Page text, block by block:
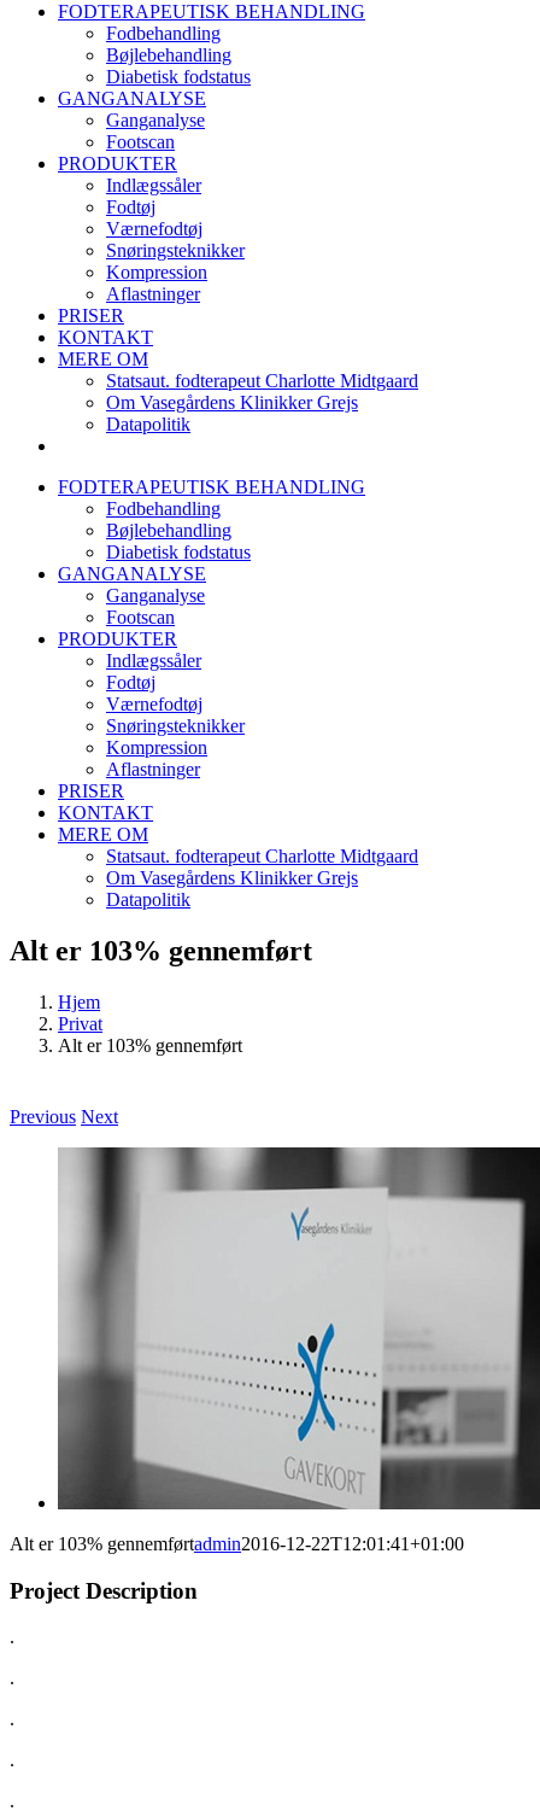
FODTERAPEUTISK BEHANDLING
Fodbehandling
Bøjlebehandling
Diabetisk fodstatus
GANGANALYSE
Ganganalyse
Footscan
PRODUKTER
Indlægssåler
Fodtøj
Værnefodtøj
Snøringsteknikker
Kompression
Aflastninger
PRISER
KONTAKT
MERE OM
Statsaut. fodterapeut Charlotte Midtgaard
Om Vasegårdens Klinikker Grejs
Datapolitik
FODTERAPEUTISK BEHANDLING
Fodbehandling
Bøjlebehandling
Diabetisk fodstatus
GANGANALYSE
Ganganalyse
Footscan
PRODUKTER
Indlægssåler
Fodtøj
Værnefodtøj
Snøringsteknikker
Kompression
Aflastninger
PRISER
KONTAKT
MERE OM
Statsaut. fodterapeut Charlotte Midtgaard
Om Vasegårdens Klinikker Grejs
Datapolitik
Alt er 103% gennemført
Hjem
Privat
Alt er 103% gennemført
Previous Next
Alt er 103% gennemførtadmin2016-12-22T12:01:41+01:00
Project Description
.
.
.
.
.